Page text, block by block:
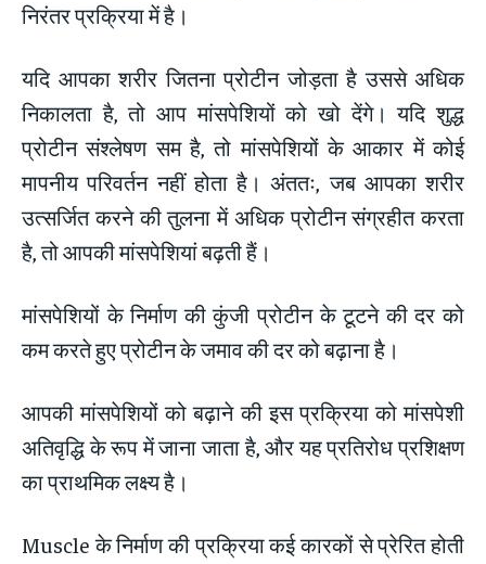
निरंतर प्रक्रिया में है।
यदि आपका शरीर जितना प्रोटीन जोड़ता है उससे अधिक
निकालता है, तो आप मांसपेशियों को खो देंगे। यदि शुद्ध
प्रोटीन संश्लेषण सम है, तो मांसपेशियों के आकार में कोई
मापनीय परिवर्तन नहीं होता है। अंततः, जब आपका शरीर
उत्सर्जित करने की तुलना में अधिक प्रोटीन संग्रहीत करता
है, तो आपकी मांसपेशियां बढ़ती हैं।
मांसपेशियों के निर्माण की कुंजी प्रोटीन के टूटने की दर को
कम करते हुए प्रोटीन के जमाव की दर को बढ़ाना है।
आपकी मांसपेशियों को बढ़ाने की इस प्रक्रिया को मांसपेशी
अतिवृद्धि के रूप में जाना जाता है, और यह प्रतिरोध प्रशिक्षण
का प्राथमिक लक्ष्य है।
Muscle के निर्माण की प्रक्रिया कई कारकों से प्रेरित होती